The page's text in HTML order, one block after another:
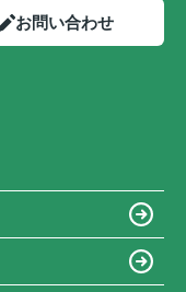
お問い合わせ